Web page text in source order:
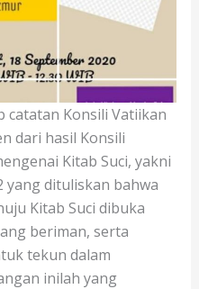
catatan Konsili Vatiikan
dari hasil Konsili
Kitab Suci, yakni
yang dituliskan bahwa
Kitab Suci dibuka
beriman, serta
tekun dalam
inilah yang